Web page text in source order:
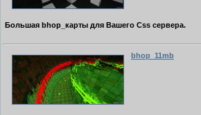
Большая bhop_карты для Вашего Css сервера.
bhop_11mb